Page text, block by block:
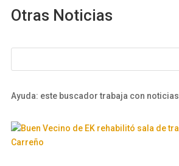
Otras Noticias
Ayuda: este buscador trabaja con noticias